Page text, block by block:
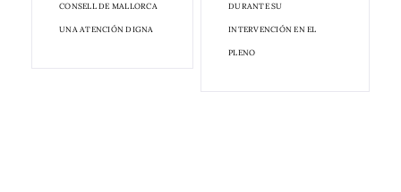
CONSELL DE MALLORCA
UNA ATENCIÓN DIGNA
DURANTE SU
INTERVENCIÓN EN EL
PLENO